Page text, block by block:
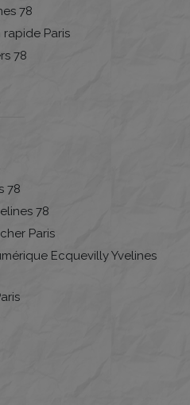
78
Paris
78
78
78
Paris
Ecquevilly Yvelines